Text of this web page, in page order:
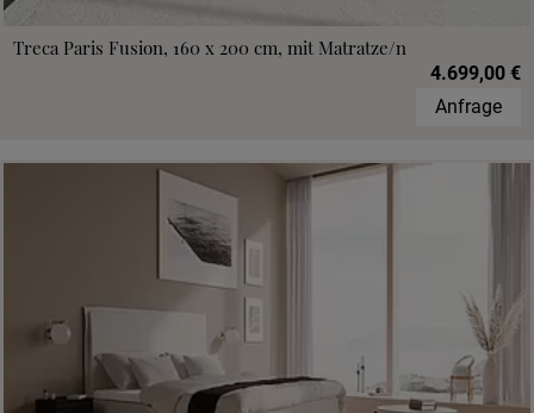
Treca Paris Fusion, 160 x 200 cm, mit Matratze/n
4.699,00 €
Anfrage